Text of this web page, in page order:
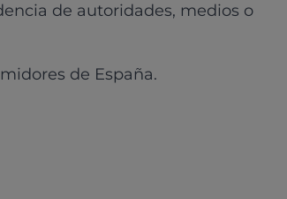
de autoridades, medios o
de España.